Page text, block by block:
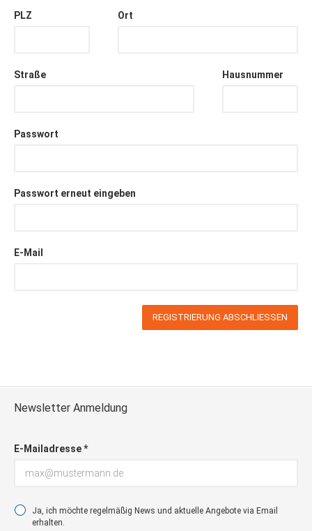
PLZ Ort
Straße Hausnummer
Passwort
Passwort erneut eingeben
E-Mail
Newsletter Anmeldung
E-Mailadresse *
Ja, ich möchte regelmäßig News und aktuelle Angebote via Email
erhalten.